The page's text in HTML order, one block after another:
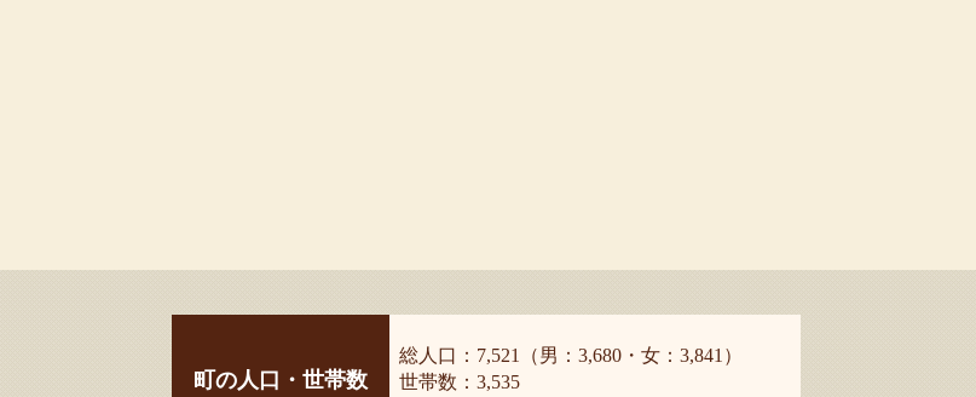
町の人口・世帯数
総人口：7,521（男：3,680・女：3,841）
世帯数：3,535